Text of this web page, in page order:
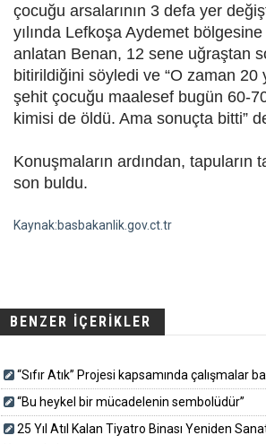
çocuğu arsalarının 3 defa yer
yılında Lefkoşa Aydemet bölgesine
anlatan Benan, 12 sene uğraştan
bitirildiğini söyledi ve “O zaman 20
şehit çocuğu maalesef bugün 60-
kimisi de öldü. Ama sonuçta bitti”
Konuşmaların ardından, tapuların
son buldu.
Kaynak:basbakanlik.gov.ct.tr
BENZER İÇERİKLER
“Sıfır Atık” Projesi kapsamında çalışmalar
“Bu heykel bir mücadelenin sembolüdür”
25 Yıl Atıl Kalan Tiyatro Binası Yeniden